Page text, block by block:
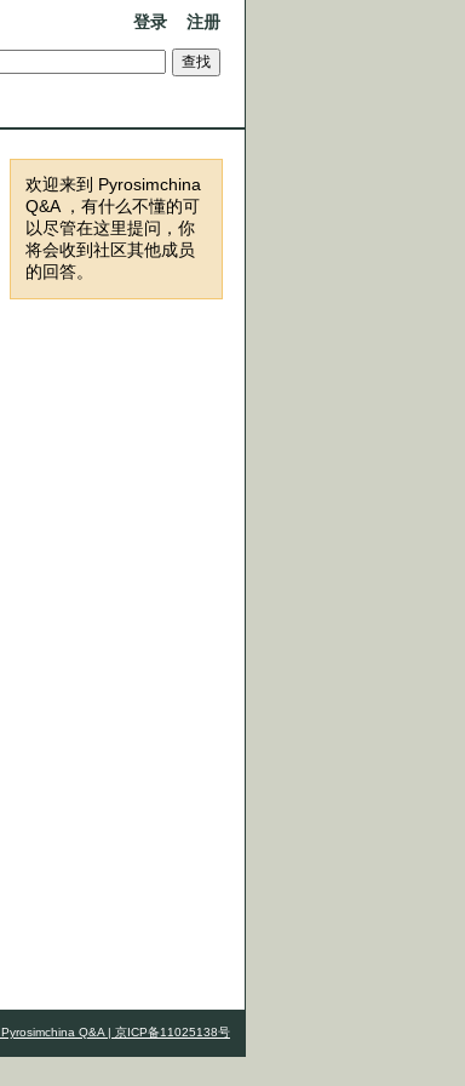
登录 注册
欢迎来到 Pyrosimchina
Q&A ，有什么不懂的可
以尽管在这里提问，你
将会收到社区其他成员
的回答。
Pyrosimchina Q&A | 京ICP备11025138号